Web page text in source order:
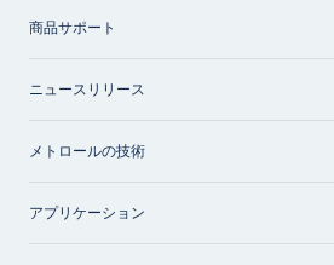
商品サポート
ニュースリリース
メトロールの技術
アプリケーション